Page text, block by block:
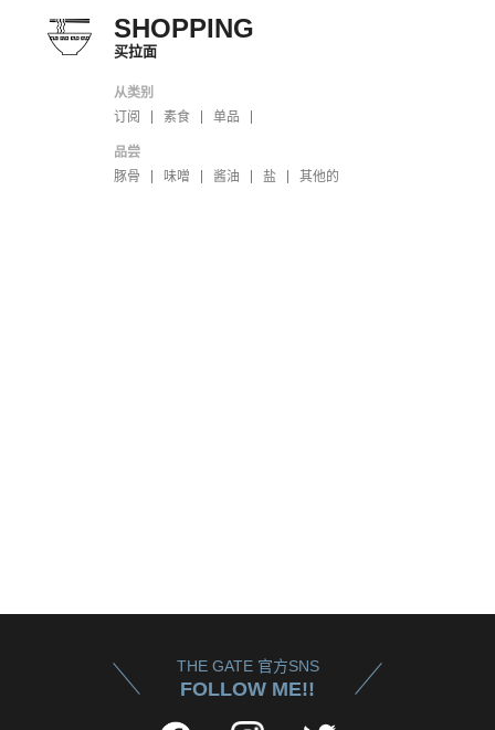
SHOPPING
买拉面
从类别
订阅
素食 单品
品尝
豚骨
味噌 酱油 盐 其他的
THE GATE 官方SNS
FOLLOW ME!!